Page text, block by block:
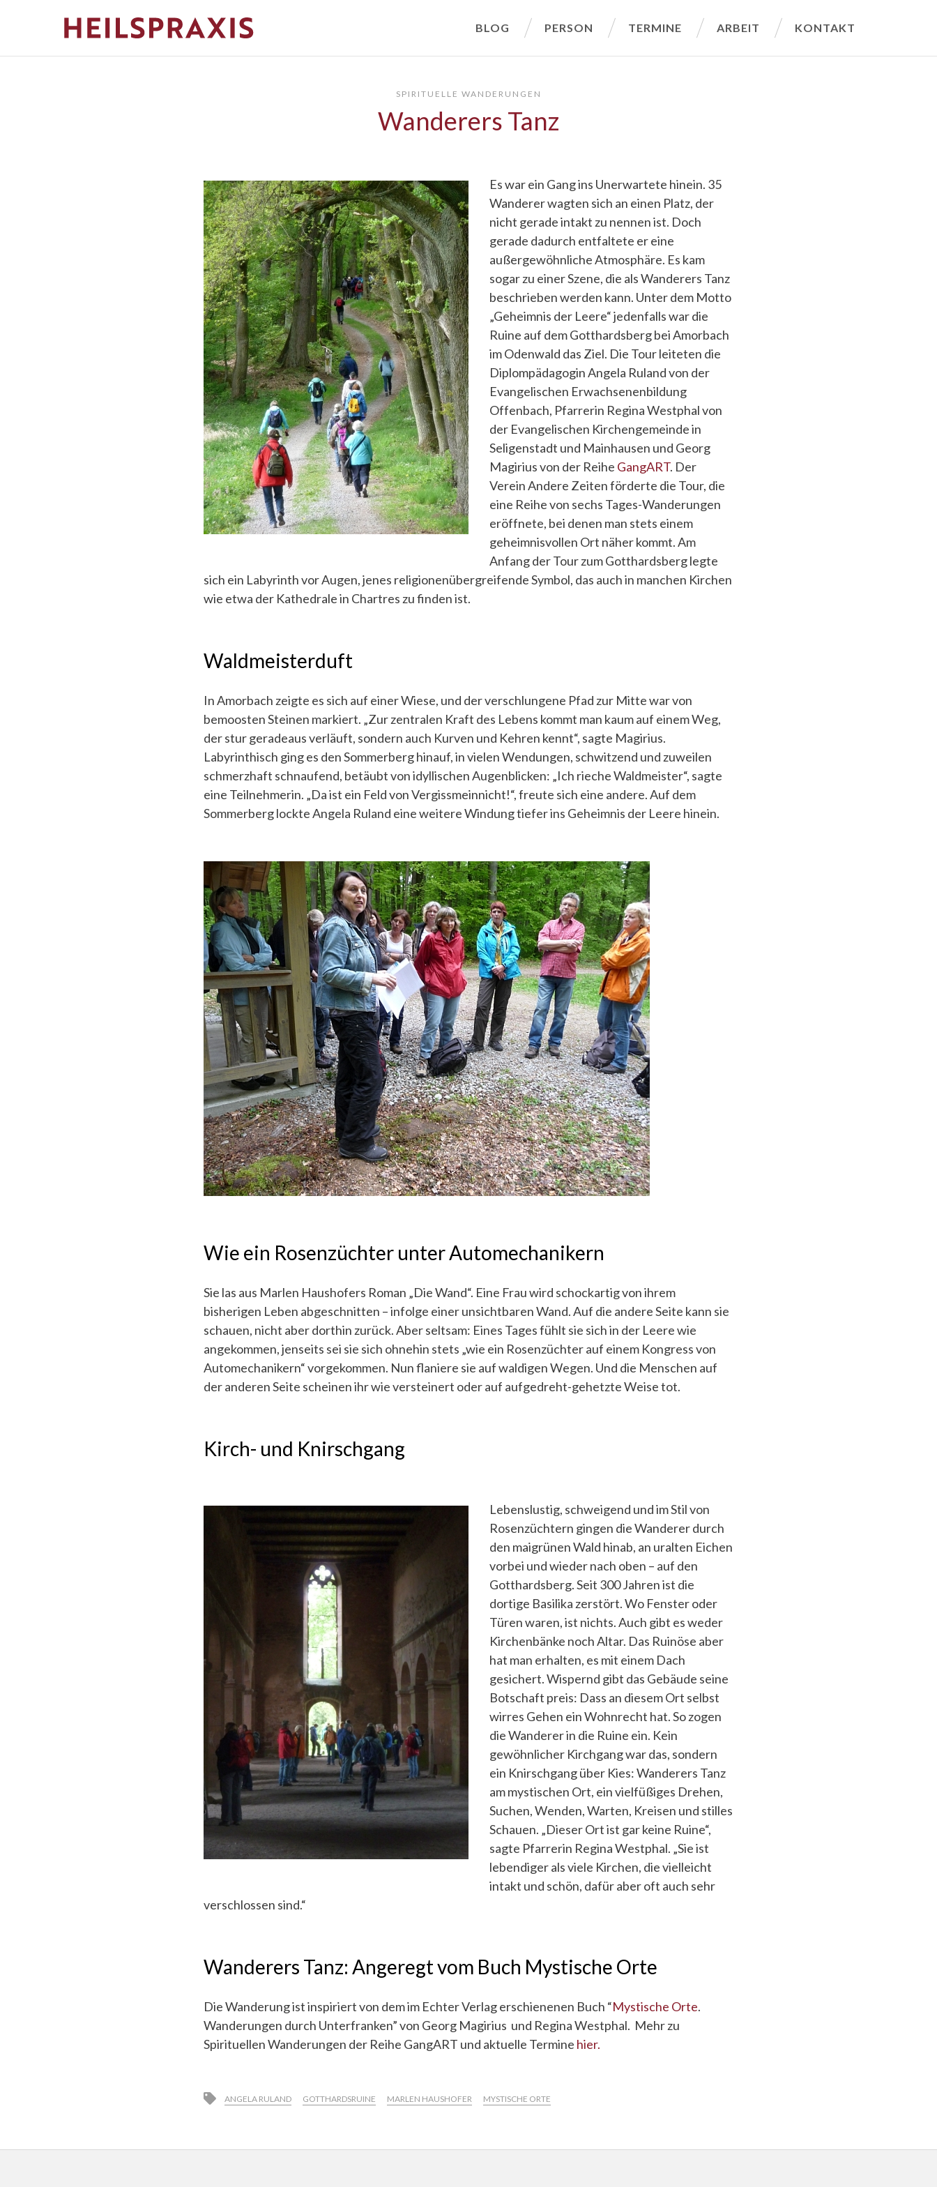
BLOG PERSON TERMINE ARBEIT KONTAKT
SPIRITUELLE WANDERUNGEN
Wanderers Tanz
Es war ein Gang ins Unerwartete hinein. 35
Wanderer wagten sich an einen Platz, der
nicht gerade intakt zu nennen ist. Doch
gerade dadurch entfaltete er eine
außergewöhnliche Atmosphäre. Es kam
sogar zu einer Szene, die als Wanderers Tanz
beschrieben werden kann. Unter dem Motto
„Geheimnis der Leere“ jedenfalls war die
Ruine auf dem Gotthardsberg bei Amorbach
im Odenwald das Ziel. Die Tour leiteten die
Diplompädagogin Angela Ruland von der
Evangelischen Erwachsenenbildung
Offenbach, Pfarrerin Regina Westphal von
der Evangelischen Kirchengemeinde in
Seligenstadt und Mainhausen und Georg
Magirius von der Reihe GangART. Der
Verein Andere Zeiten förderte die Tour, die
eine Reihe von sechs Tages-Wanderungen
eröffnete, bei denen man stets einem
geheimnisvollen Ort näher kommt. Am
Anfang der Tour zum Gotthardsberg legte
sich ein Labyrinth vor Augen, jenes religionenübergreifende Symbol, das auch in manchen Kirchen
wie etwa der Kathedrale in Chartres zu finden ist.
Waldmeisterduft
In Amorbach zeigte es sich auf einer Wiese, und der verschlungene Pfad zur Mitte war von
bemoosten Steinen markiert. „Zur zentralen Kraft des Lebens kommt man kaum auf einem Weg,
der stur geradeaus verläuft, sondern auch Kurven und Kehren kennt“, sagte Magirius.
Labyrinthisch ging es den Sommerberg hinauf, in vielen Wendungen, schwitzend und zuweilen
schmerzhaft schnaufend, betäubt von idyllischen Augenblicken: „Ich rieche Waldmeister“, sagte
eine Teilnehmerin. „Da ist ein Feld von Vergissmeinnicht!“, freute sich eine andere. Auf dem
Sommerberg lockte Angela Ruland eine weitere Windung tiefer ins Geheimnis der Leere hinein.
Wie ein Rosenzüchter unter Automechanikern
Sie las aus Marlen Haushofers Roman „Die Wand“. Eine Frau wird schockartig von ihrem
bisherigen Leben abgeschnitten – infolge einer unsichtbaren Wand. Auf die andere Seite kann sie
schauen, nicht aber dorthin zurück. Aber seltsam: Eines Tages fühlt sie sich in der Leere wie
angekommen, jenseits sei sie sich ohnehin stets „wie ein Rosenzüchter auf einem Kongress von
Automechanikern“ vorgekommen. Nun flaniere sie auf waldigen Wegen. Und die Menschen auf
der anderen Seite scheinen ihr wie versteinert oder auf aufgedreht-gehetzte Weise tot.
Kirch- und Knirschgang
Lebenslustig, schweigend und im Stil von
Rosenzüchtern gingen die Wanderer durch
den maigrünen Wald hinab, an uralten Eichen
vorbei und wieder nach oben – auf den
Gotthardsberg. Seit 300 Jahren ist die
dortige Basilika zerstört. Wo Fenster oder
Türen waren, ist nichts. Auch gibt es weder
Kirchenbänke noch Altar. Das Ruinöse aber
hat man erhalten, es mit einem Dach
gesichert. Wispernd gibt das Gebäude seine
Botschaft preis: Dass an diesem Ort selbst
wirres Gehen ein Wohnrecht hat. So zogen
die Wanderer in die Ruine ein. Kein
gewöhnlicher Kirchgang war das, sondern
ein Knirschgang über Kies: Wanderers Tanz
am mystischen Ort, ein vielfüßiges Drehen,
Suchen, Wenden, Warten, Kreisen und stilles
Schauen. „Dieser Ort ist gar keine Ruine“,
sagte Pfarrerin Regina Westphal. „Sie ist
lebendiger als viele Kirchen, die vielleicht
intakt und schön, dafür aber oft auch sehr
verschlossen sind.“
Wanderers Tanz: Angeregt vom Buch Mystische Orte
Die Wanderung ist inspiriert von dem im Echter Verlag erschienenen Buch “Mystische Orte.
Wanderungen durch Unterfranken” von Georg Magirius und Regina Westphal. Mehr zu
Spirituellen Wanderungen der Reihe GangART und aktuelle Termine hier.
ANGELA RULAND GOTTHARDSRUINE MARLEN HAUSHOFER MYSTISCHE ORTE